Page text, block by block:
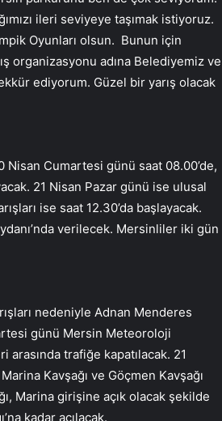
ileri seviyeye taşımak istiyoruz.
Oyunları olsun. Bunun için
organizasyonu adına Belediyemiz ve
ediyorum. Güzel bir yarış olacak
Nisan Cumartesi günü saat 08.00’de,
21 Nisan Pazar günü ise ulusal
ise saat 12.30’da başlayacak.
verilecek. Mersinliler iki gün
nedeniyle Adnan Menderes
günü Mersin Meteoroloji
arasında trafiğe kapatılacak. 21
Kavşağı ve Göçmen Kavşağı
Marina girişine açık olacak şekilde
kadar açılacak.